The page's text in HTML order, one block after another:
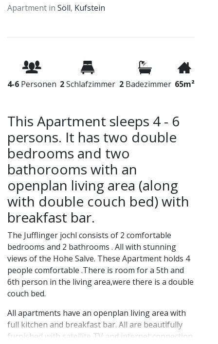
Apartment in Söll, Kufstein
4-6 Personen 2Schlafzimmer 2Badezimmer 65m²
This Apartment sleeps 4 - 6
persons. It has two double
bedrooms and two
bathorooms with an
openplan living area (along
with double couch bed) with
breakfast bar.
The Jufflinger jochl consists of 2 comfortable
bedrooms and 2 bathrooms . All with stunning
views of the Hohe Salve. These Apartment holds 4
people comfortable .There is room for a 5th and
6th person in the living area,were there is a double
couch bed.
All apartments have an openplan living area with
full kitchen and breakfast bar. All are beautifully
furnished with satellite TV and internet connection